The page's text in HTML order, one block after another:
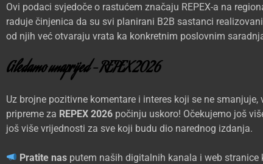
Ovi podaci svjedoče o rastućem značaju REPEX-a na
raduje činjenica da su svi planirani B2B sastanci
od njih već otvaraju vrata ka konkretnim poslovnim
Gledamo unaprijed – REPEX 2026
Uz brojne pozitivne komentare i interes koji se ne
pripreme za REPEX 2026 počinju uskoro! Očekujemo još
još više vrijednosti za sve koji budu dio narednog izdanja.
Pratite nas putem naših digitalnih kanala i web